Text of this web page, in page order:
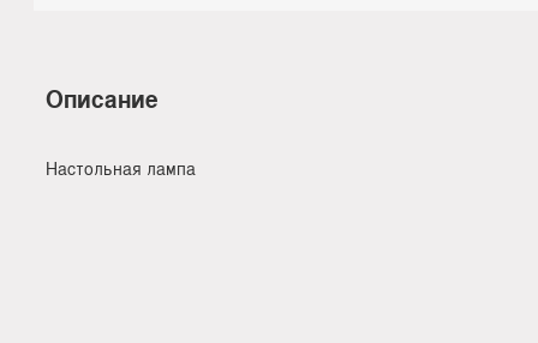
Описание
Настольная лампа